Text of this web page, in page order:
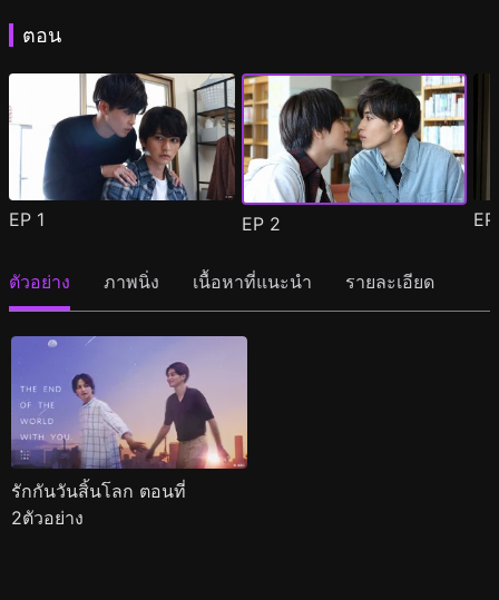
ตอน
EP 1 EP 2
ตัวอย่าง ภาพนิ่ง เนื้อหาที่แนะนำ รายละเอียด
รักกันวันสิ้นโลก ตอนที่
2ตัวอย่าง